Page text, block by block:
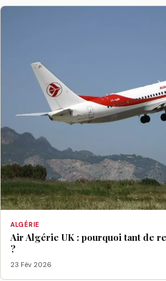
ALGÉRIE
Air Algérie UK : pourquoi tant de
?
23 Fév 2026